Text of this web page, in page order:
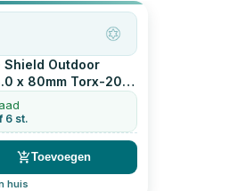
Shield Outdoor
x 80mm Torx-20
6 st.
Toevoegen
huis